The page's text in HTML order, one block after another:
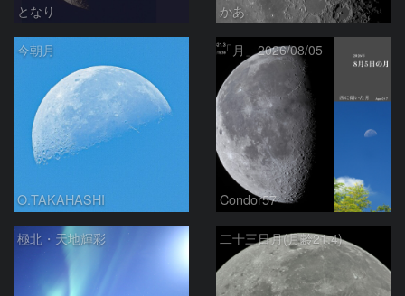
となり かあ
今朝月
O.TAKAHASHI
「月」2026/08/05
Condor57
極北・天地輝彩 二十三日月(月齢21.4)